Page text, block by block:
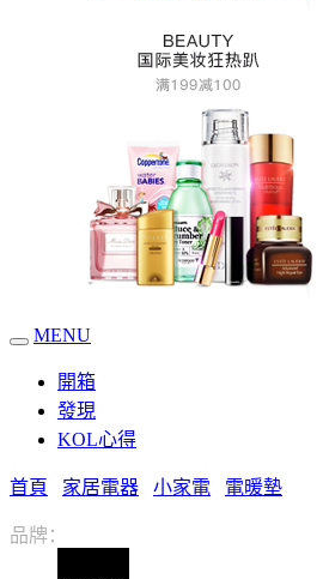
MENU
開箱
發現
KOL心得
首頁 家居電器 小家電 電暖墊
品牌：